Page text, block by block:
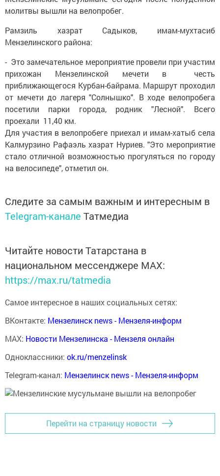
молитвы вышли на велопробег.
Рамзиль хазрат Садыков, имам-мухтасиб
Мензелинского района:
- Это замечательное мероприятие провели при участим
прихожан Мензелинской мечети в честь
приближающегося Курбан-байрама. Маршрут проходил
от мечети до лагеря "Солнышко". В ходе велопробега
посетили парки города, родник "Лесной". Всего
проехали 11,40 км.
Для участия в велопробеге приехал и имам-хатыб села
Калмурзино Рафаэль хазрат Нуриев. "Это мероприятие
стало отличной возможностью прогуляться по городу
на велосипеде", отметил он.
Следите за самым важным и интересным в
Telegram-канале Татмедиа
Читайте новости Татарстана в
национальном мессенджере MАХ:
https://max.ru/tatmedia
Самое интересное в наших социальных сетях:
ВКонтакте: Мензелинск news - Мензеля-информ
MAX: Новости Мензелинска - Мензеля онлайн
Одноклассники: ok.ru/menzelinsk
Telegram-канал: Мензелинск news - Мензеля-информ
Перейти на страницу новости